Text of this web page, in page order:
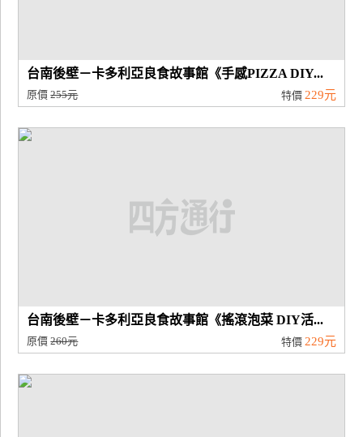
台南後壁－卡多利亞良食故事館《手感PIZZA DIY...
原價255元 特價 229元
台南後壁－卡多利亞良食故事館《搖滾泡菜 DIY活...
原價260元 特價 229元